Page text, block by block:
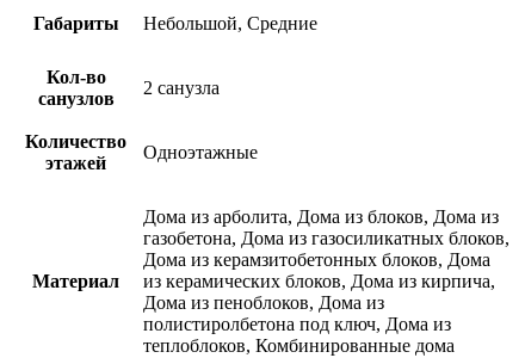
Габариты Небольшой, Средние
Кол-во
санузлов
2 санузла
Количество
этажей
Одноэтажные
Материал
Дома из арболита, Дома из блоков, Дома из
газобетона, Дома из газосиликатных блоков,
Дома из керамзитобетонных блоков, Дома
из керамических блоков, Дома из кирпича,
Дома из пеноблоков, Дома из
полистиролбетона под ключ, Дома из
теплоблоков, Комбинированные дома